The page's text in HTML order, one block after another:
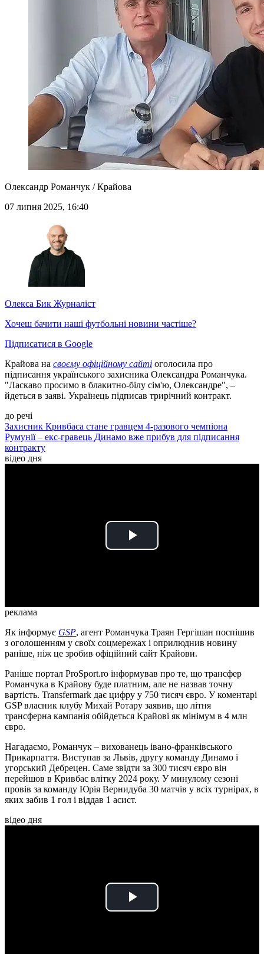
Олександр Романчук / Крайова
07 липня 2025, 16:40
Олекса Бик Журналіст
Хочеш бачити наші футбольні новини частіше?
Підписатися в Google
Крайова на своєму офіційному сайті оголосила про
підписання українського захисника Олександра Романчука.
"Ласкаво просимо в блакитно-білу сім'ю, Олександре", –
йдеться в заяві. Українець підписав трирічний контракт.
до речі
Захисник Кривбаса стане гравцем 4-разового чемпіона
Румунії – екс-гравець Динамо вже прибув для підписання
контракту
відео дня
Play
реклама
Як інформує GSP, агент Романчука Траян Гергішан поспішив
з оголошенням у своїх соцмережах і оприлюднив новину
раніше, ніж це зробив офіційний сайт Крайови.
Раніше портал ProSport.ro інформував про те, що трансфер
Романчука в Крайову буде платним, але не назвав точну
вартість. Transfermark дає цифру у 750 тисяч євро. У коментарі
GSP власник клубу Михай Ротару заявив, що літня
трансферна кампанія обійдеться Крайові як мінімум в 4 млн
євро.
Нагадаємо, Романчук – вихованець івано-франківського
Прикарпаття. Виступав за Львів, другу команду Динамо і
угорський Дебрецен. Саме звідти за 300 тисяч євро він
перейшов в Кривбас влітку 2024 року. У минулому сезоні
провів за команду Юрія Вернидуба 30 матчів у всіх турнірах, в
яких забив 1 гол і віддав 1 асист.
відео дня
Play